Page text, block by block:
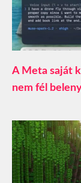
A Meta saját
nem fél